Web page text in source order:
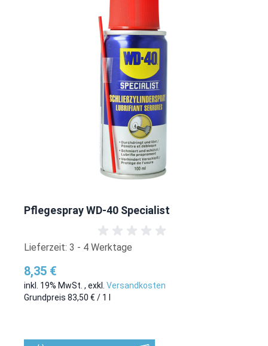
Pflegespray WD-40 Specialist
Lieferzeit: 3 - 4 Werktage
8,35 €
inkl. 19% MwSt. , exkl. Versandkosten
Grundpreis 83,50 € / 1 l